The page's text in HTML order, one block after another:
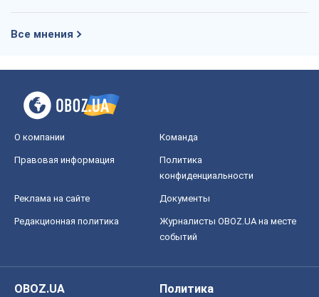
Все мнения
О компании Команда
Правовая информация
Политика
конфиденциальности
Реклама на сайте Документы
Редакционная политика
Журналисты OBOZ.UA на месте
событий
OBOZ.UA
Политика